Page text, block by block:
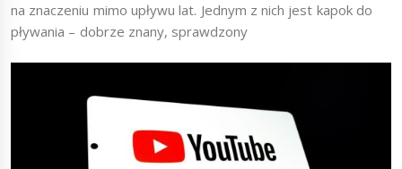
na znaczeniu mimo upływu lat. Jednym z nich jest kapok do
pływania – dobrze znany, sprawdzony